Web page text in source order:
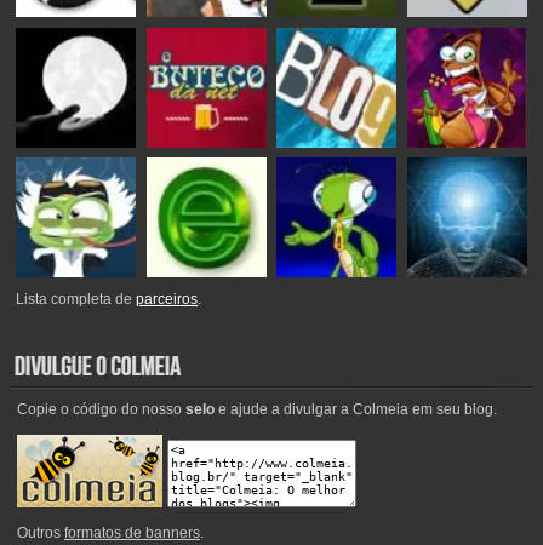
Lista completa deparceiros.
Copie o código do nosso seloe ajude a divulgar a Colmeia em seu blog.
Outros formatos de banners.